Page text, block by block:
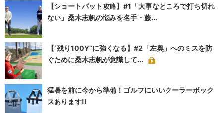
【ショートパット攻略】#1「大事なところで打ち切れ
ない」桑木志帆の悩みを名手・藤...
【“残り100Y”に強くなる】#2「左奥」へのミスを防
ぐために桑木志帆が意識して...
猛暑を前に今から準備！ゴルフにいいクーラーボック
スあります!!